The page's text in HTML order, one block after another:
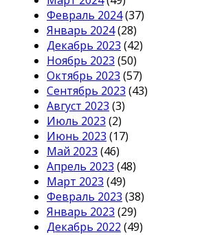
Февраль 2024(37)
Январь 2024(28)
Декабрь 2023 (42)
Ноябрь 2023 (50)
Октябрь 2023 (57)
Сентябрь 2023 (43)
Август 2023 (3)
Июль 2023 (2)
Июнь 2023 (17)
Май 2023 (46)
Апрель 2023 (48)
Март 2023 (49)
Февраль 2023 (38)
Январь 2023 (29)
Декабрь 2022 (49)